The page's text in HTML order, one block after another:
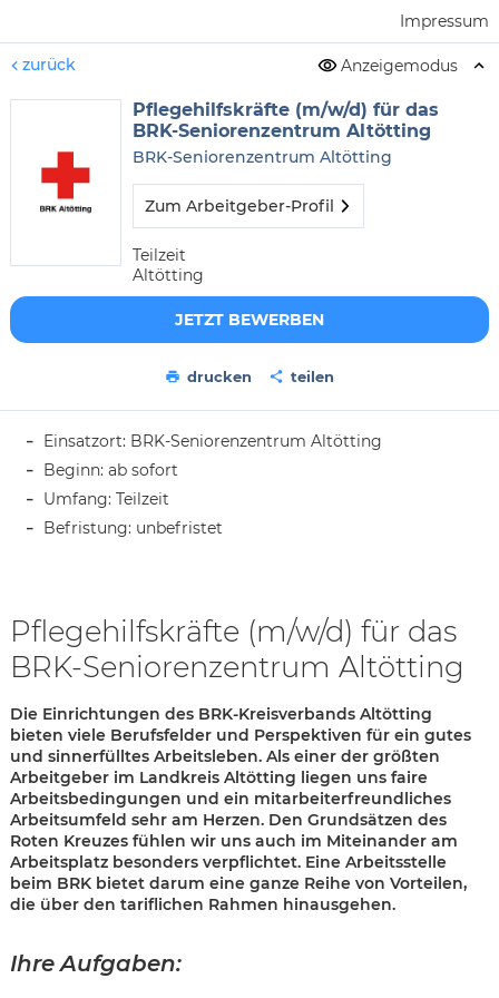
Impressum
zurück Anzeigemodus
Pflegehilfskräfte (m/w/d) für das
BRK-Seniorenzentrum Altötting
BRK-Seniorenzentrum Altötting
Zum Arbeitgeber-Profil
Teilzeit
Altötting
JETZT BEWERBEN
drucken teilen
Einsatzort: BRK-Seniorenzentrum Altötting
Beginn: ab sofort
Umfang: Teilzeit
Befristung: unbefristet
Pflegehilfskräfte (m/w/d) für das
BRK-Seniorenzentrum Altötting
Die Einrichtungen des BRK-Kreisverbands Altötting
bieten viele Berufsfelder und Perspektiven für ein gutes
und sinnerfülltes Arbeitsleben. Als einer der größten
Arbeitgeber im Landkreis Altötting liegen uns faire
Arbeitsbedingungen und ein mitarbeiterfreundliches
Arbeitsumfeld sehr am Herzen. Den Grundsätzen des
Roten Kreuzes fühlen wir uns auch im Miteinander am
Arbeitsplatz besonders verpflichtet. Eine Arbeitsstelle
beim BRK bietet darum eine ganze Reihe von Vorteilen,
die über den tariflichen Rahmen hinausgehen.
Ihre Aufgaben: